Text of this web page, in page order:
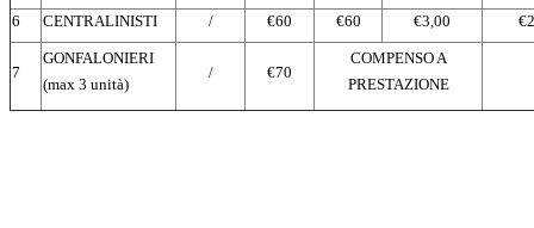
6 CENTRALINISTI / €60 €60 €3,00
7
GONFALONIERI
(max 3 unità)
/ €70
COMPENSO A
PRESTAZIONE